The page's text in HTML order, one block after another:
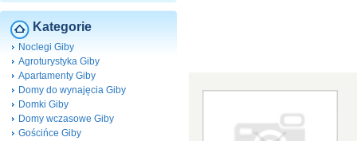
Kategorie
Noclegi Giby
Agroturystyka Giby
Apartamenty Giby
Domy do wynajęcia Giby
Domki Giby
Domy wczasowe Giby
Gościńce Giby